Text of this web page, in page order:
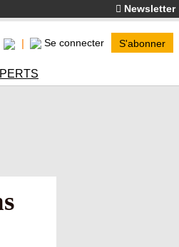
Newsletter
Se connecter S'abonner